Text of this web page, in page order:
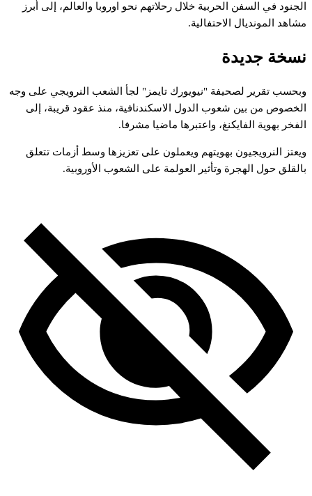
الجنود في السفن الحربية خلال رحلاتهم نحو اوروبا والعالم، إلى أبرز
مشاهد المونديال الاحتفالية.
نسخة جديدة
وبحسب تقرير لصحيفة "نيويورك تايمز" لجأ الشعب النرويجي على وجه
الخصوص من بين شعوب الدول الاسكندنافية، منذ عقود قريبة، إلى
الفخر بهوية الفايكنغ، واعتبرها ماضيا مشرفا.
ويعتز النرويجيون بهويتهم ويعملون على تعزيزها وسط أزمات تتعلق
بالقلق حول الهجرة وتأثير العولمة على الشعوب الأوروبية.